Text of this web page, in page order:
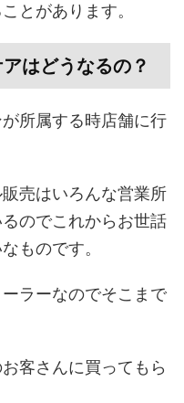
とがあります。
はどうなるの？
所属する時店舗に行
売はいろんな営業所
のでこれからお世話
ものです。
ラーなのでそこまで
客さんに買ってもら